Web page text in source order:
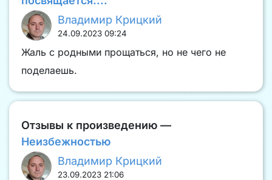
Владимир Крицкий
24.09.2023 09:24
Жаль с родными прощаться, но не чего не
поделаешь.
Отзывы к произведению —
Неизбежностью
Владимир Крицкий
23.09.2023 21:06